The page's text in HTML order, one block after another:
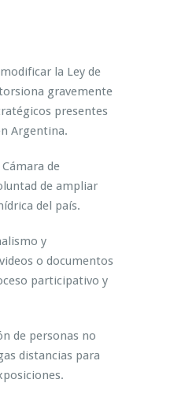
la Ley de
gravemente
presentes
Argentina.
de
de ampliar
del país.
y
o documentos
participativo y
de personas no
distancias para